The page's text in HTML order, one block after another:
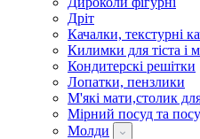
Дріт
Качалки, текстурні
Килимки для тіста і
Кондитерскі решітки
Лопатки, пензлики
М'які мати,столик
Мірний посуд та
Молди